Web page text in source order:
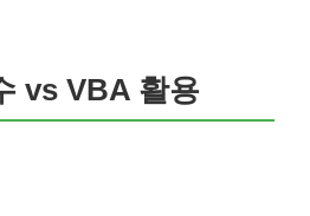
vs VBA 활용